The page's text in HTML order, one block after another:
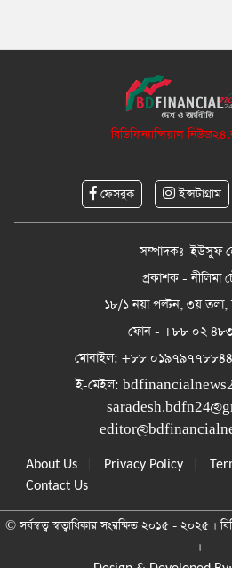
বিডিফিন্যান্সিয়াল
ফেসবুক ইন্সটাগ্রাম
সম্পাদকঃ ইউসুফ
প্রকাশক - নীলিমা
১৮/১ নয়া পল্টন, ৩য় তলা,
ফোন - +৮৮ ০২
মোবাইল: +৮৮
ই-মেইল:
About Us Privacy Policy
Contact Us
© সর্বস্বত্ব স্বত্বাধিকার সংরক্ষিত ২০১৫ - ২০২৫ ।
।